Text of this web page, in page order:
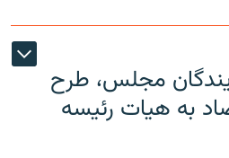
مجلس، طرح
به هیات رئیسه